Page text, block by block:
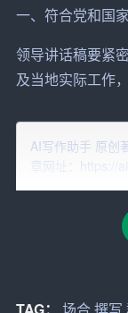
一、符合党和国
领导讲话稿要紧
及当地实际工作
方式方法，使讲
二、切合领导身
领导讲话稿要根
的风格和形象。
以幽默、风趣。
AI写作助手 原创
章网址：https://